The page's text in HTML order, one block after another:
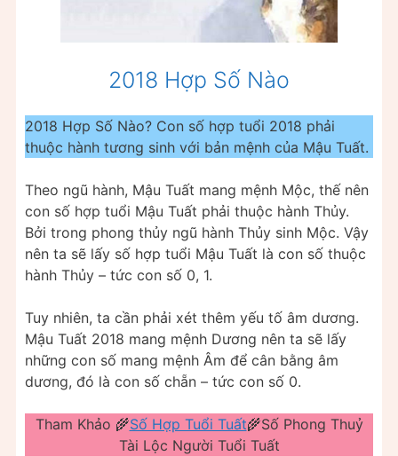
2018 Hợp Số Nào
2018 Hợp Số Nào? Con số hợp tuổi 2018 phải
thuộc hành tương sinh với bản mệnh của Mậu Tuất.
Theo ngũ hành, Mậu Tuất mang mệnh Mộc, thế nên
con số hợp tuổi Mậu Tuất phải thuộc hành Thủy.
Bởi trong phong thủy ngũ hành Thủy sinh Mộc. Vậy
nên ta sẽ lấy số hợp tuổi Mậu Tuất là con số thuộc
hành Thủy – tức con số 0, 1.
Tuy nhiên, ta cần phải xét thêm yếu tố âm dương.
Mậu Tuất 2018 mang mệnh Dương nên ta sẽ lấy
những con số mang mệnh Âm để cân bằng âm
dương, đó là con số chẵn – tức con số 0.
Tham Khảo 🌾Số Hợp Tuổi Tuất🌾Số Phong Thuỷ
Tài Lộc Người Tuổi Tuất